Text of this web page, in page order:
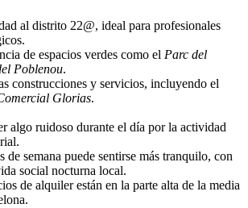
al distrito 22@, ideal para profesionales
de espacios verdes como el Parc del
Poblenou.
construcciones y servicios, incluyendo el
Glorias.
algo ruidoso durante el día por la actividad
de semana puede sentirse más tranquilo, con
social nocturna local.
de alquiler están en la parte alta de la media